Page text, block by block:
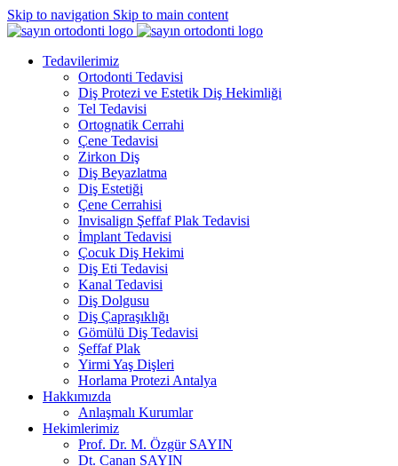
Skip to navigation Skip to main content
Tedavilerimiz
Ortodonti Tedavisi
Diş Protezi ve Estetik Diş Hekimliği
Tel Tedavisi
Ortognatik Cerrahi
Çene Tedavisi
Zirkon Diş
Diş Beyazlatma
Diş Estetiği
Çene Cerrahisi
Invisalign Şeffaf Plak Tedavisi
İmplant Tedavisi
Çocuk Diş Hekimi
Diş Eti Tedavisi
Kanal Tedavisi
Diş Dolgusu
Diş Çapraşıklığı
Gömülü Diş Tedavisi
Şeffaf Plak
Yirmi Yaş Dişleri
Horlama Protezi Antalya
Hakkımızda
Anlaşmalı Kurumlar
Hekimlerimiz
Prof. Dr. M. Özgür SAYIN
Dt. Canan SAYIN